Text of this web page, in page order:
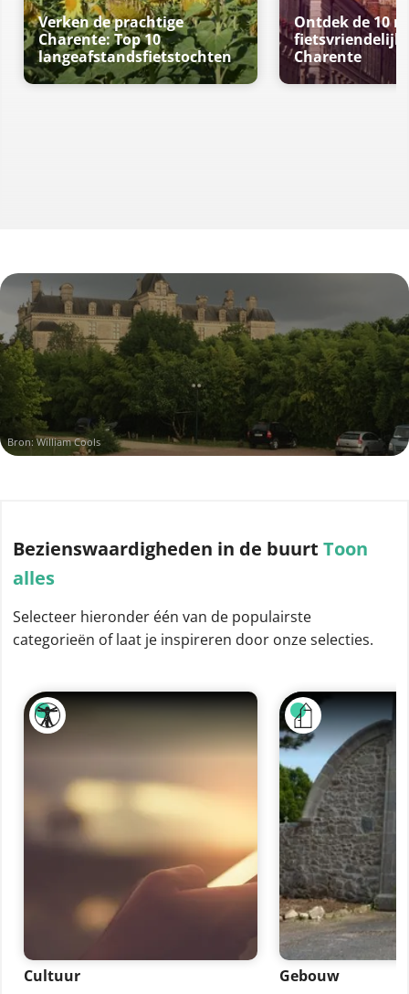
Verken de prachtige
Charente: Top 10
langeafstandsfietstochten
Ontdek de 10
Charente
Bron: William Cools
Bezienswaardigheden in de buurt Toon
alles
Selecteer hieronder één van de populairste
categorieën of laat je inspireren door onze selecties.
Cultuur Gebouw